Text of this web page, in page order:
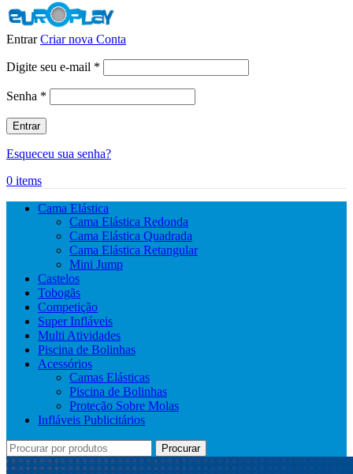
EntrarCriar nova Conta
Digite seu e-mail *
Senha *
Entrar
Esqueceu sua senha?
0 items
Cama Elástica
Cama Elástica Redonda
Cama Elástica Quadrada
Cama Elástica Retangular
Mini Jump
Castelos
Tobogãs
Competição
Super Infláveis
Multi Atividades
Piscina de Bolinhas
Acessórios
Camas Elásticas
Piscina de Bolinhas
Proteção Sobre Molas
Infláveis Publicitários
Procurar